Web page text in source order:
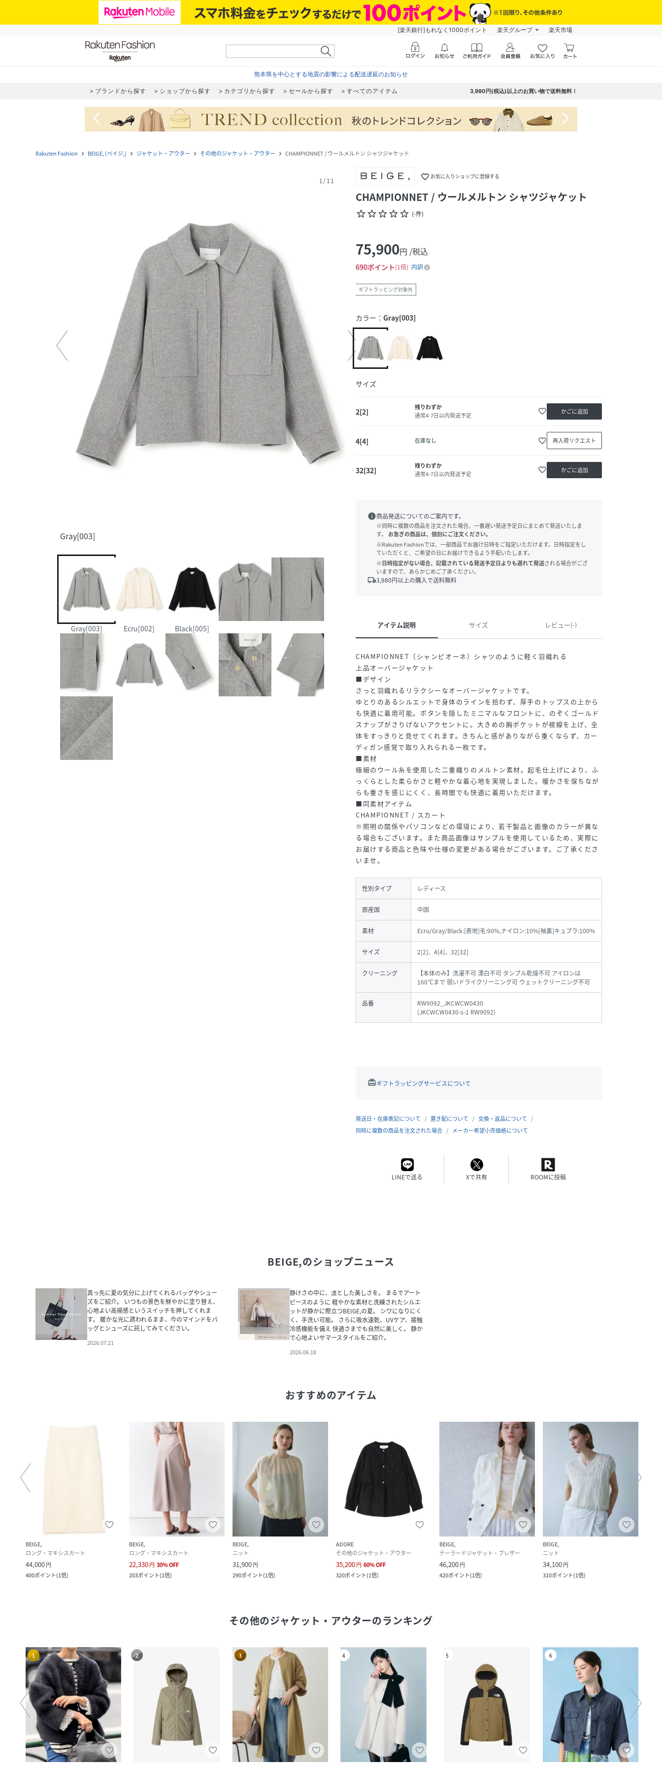
[楽天銀行]もれなく1000ポイント 楽天グループ 楽天市場
熊本県を中心とする地震の影響による配送遅延のお知らせ
ブランドから探す ショップから探す カテゴリから探す セールから探す すべてのアイテム 3,980円(税込)以上のお買い物で送料無料！
navigate_before navigate_next
Rakuten Fashion navigate_next BEIGE, (ベイジ,) navigate_next ジャケット・アウター navigate_next その他のジャケット・アウター navigate_next CHAMPIONNET / ウールメルトン シャツジャケット
1/11
Gray[003]
Gray[003] Ecru[002] Black[005]
favorite_border お気に入りショップに登録する
CHAMPIONNET / ウールメルトン シャツジャケット
star_borderstar_borderstar_borderstar_borderstar_border (-件)
75,900円 /税込
690ポイント 1倍 内訳
ギフトラッピング対象外
カラー： Gray[003]
サイズ
2[2]
残りわずか
通常4-7日以内発送予定
favorite_border かごに追加
4[4] 在庫なし favorite_border 再入荷リクエスト
32[32]
残りわずか
通常4-7日以内発送予定
favorite_border かごに追加
info商品発送についてのご案内です。
※同時に複数の商品を注文された場合、一番遅い発送予定日にまとめて発送いたしま
す。
お急ぎの商品は、個別にご注文ください。
※Rakuten Fashionでは、一部商品でお届け日時をご指定いただけます。日時指定をし
ていただくと、ご希望の日にお届けできるよう手配いたします。
※日時指定がない場合、記載されている発送予定日よりも遅れて発送される場合がござ
いますので、あらかじめご了承ください。
local_shipping3,980円以上の購入で送料無料
アイテム説明 サイズ レビュー(-)
CHAMPIONNET（シャンピオーネ）シャツのように軽く羽織れる
上品オーバージャケット
■デザイン
さっと羽織れるリラクシーなオーバージャケットです。
ゆとりのあるシルエットで身体のラインを拾わず、厚手のトップスの上から
も快適に着用可能。ボタンを隠したミニマルなフロントに、のぞくゴールド
スナップがさりげないアクセントに。大きめの胸ポケットが視線を上げ、全
体をすっきりと見せてくれます。きちんと感がありながら重くならず、カー
ディガン感覚で取り入れられる一枚です。
■素材
極細のウール糸を使用した二重織りのメルトン素材。起毛仕上げにより、ふ
っくらとした柔らかさと軽やかな着心地を実現しました。暖かさを保ちなが
らも重さを感じにくく、長時間でも快適に着用いただけます。
■同素材アイテム
CHAMPIONNET / スカート
※照明の関係やパソコンなどの環境により、若干製品と画像のカラーが異な
る場合もございます。また商品画像はサンプルを使用しているため、実際に
お届けする商品と色味や仕様の変更がある場合がございます。ご了承くださ
いませ。
性別タイプ レディース
原産国 中国
素材 Ecru/Gray/Black:[表地]毛:90%,ナイロン:10%[袖裏]キュプラ:100%
サイズ 2[2]、4[4]、32[32]
クリーニング
【本体のみ】洗濯不可 漂白不可 タンブル乾燥不可 アイロンは
160℃まで 弱いドライクリーニング可 ウェットクリーニング不可
品番
RW9092_JKCWCW0430
(JKCWCW0430-s-1 RW9092)
redeemギフトラッピングサービスについて
発送日・在庫表記について 置き配について
交換・返品について
同時に複数の商品を注文された場合
メーカー希望小売価格について
LINEで送る Xで共有 ROOMに投稿
BEIGE,のショップニュース
真っ先に夏の気分に上げてくれるバッグやシュー
ズをご紹介。 いつもの景色を鮮やかに塗り替え、
心地よい高揚感というスイッチを押してくれま
す。 暖かな光に誘われるまま、今のマインドをバ
ッグとシューズに託してみてください。
2026.07.21
静けさの中に、凛とした美しさを。 まるでアート
ピースのように 軽やかな素材と洗練されたシルエ
ットが静かに際立つBEIGE,の夏。 シワになりにく
く、手洗い可能。 さらに吸水速乾、UVケア、接触
冷感機能を備え 快適さまでも自然に美しく。 静か
で心地よいサマースタイルをご紹介。
2026.06.18
おすすめのアイテム
BEIGE,
ロング・マキシスカート
44,000円
400ポイント(1倍)
BEIGE,
ロング・マキシスカート
22,330円 30%OFF
203ポイント(1倍)
BEIGE,
ニット
31,900円
290ポイント(1倍)
ADORE
その他のジャケット・アウター
35,200円 60%OFF
320ポイント(1倍)
BEIGE,
テーラードジャケット・ブレザー
46,200円
420ポイント(1倍)
BEIGE,
ニット
34,100円
310ポイント(1倍)
その他のジャケット・アウターのランキング
1 2 3 4 5 6